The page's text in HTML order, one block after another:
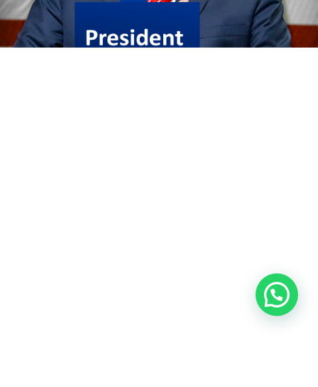
Clientes
Lo que hacemos